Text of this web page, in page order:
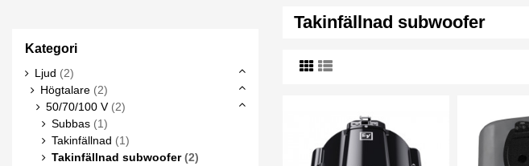
Takinfällnad subwoofer
Kategori
Ljud (2)
Högtalare (2)
50/70/100 V (2)
Subbas (1)
Takinfällnad (1)
Takinfällnad subwoofer(2)